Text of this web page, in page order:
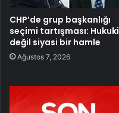
CHP’de grup başkanlığı
seçimi tartışması: Hukuki
değil siyasi bir hamle
Ağustos 7, 2026